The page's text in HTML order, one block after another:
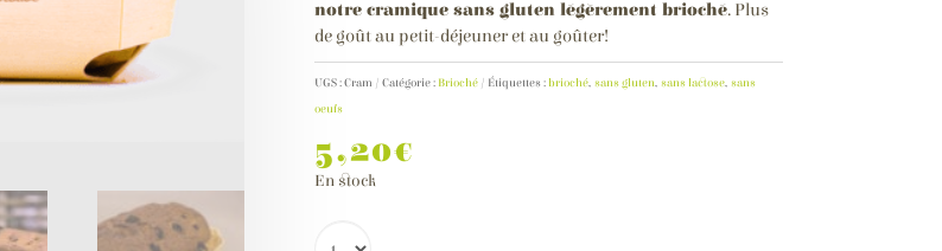
notations
client
notre cramique sans gluten légèrement brioché. Plus
de goût au petit-déjeuner et au goûter!
UGS :Cram Catégorie : Brioché Étiquettes :brioché, sans gluten, sans lactose, sans
oeufs
5,20€
En stock